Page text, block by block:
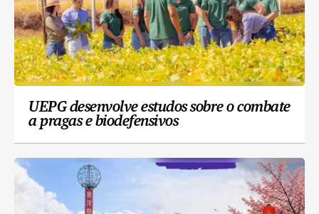
UEPG desenvolve estudos sobre o combate
a pragas e biodefensivos